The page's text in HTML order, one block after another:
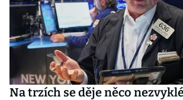
Na trzích se děje něco